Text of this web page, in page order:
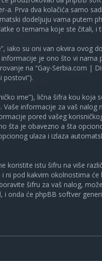
Prva dva kolačića samo
dodeljuju vama putem
o temama koje ste čitali, i
iako su oni van okvira ovog
je ono što vi nama
na “Gay-Serbia.com |
postovi”).
ime”), lična šifra kou koja
informacije za vaš nalog
pored vašeg
šta je obavezno a šta
ulaza i izlaza
koristite istu šifru na više
pod kakvim okolnostima će
šifru za vaš nalog,
onda će phpBB softver